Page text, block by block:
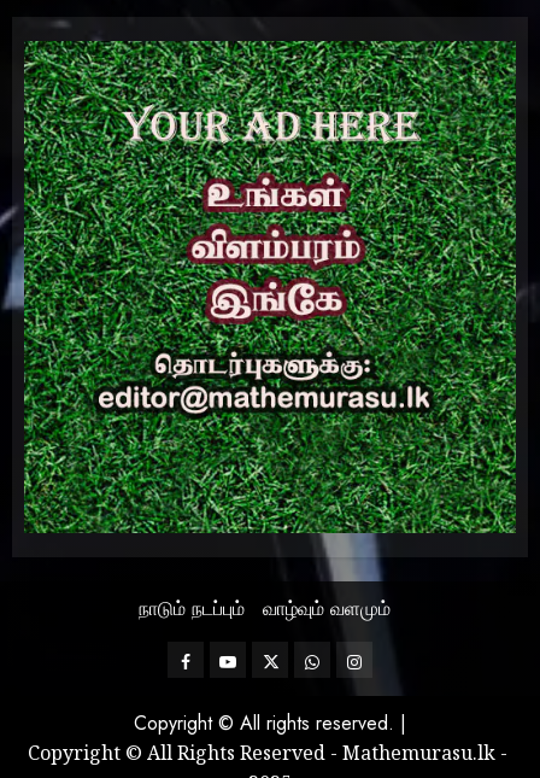
நாடும் நடப்பும் வாழ்வும் வளமும்
FacebookMathemurasu
TwitterWhatsAppInstagram
Copyright © All rights reserved. |
Copyright © All Rights Reserved - Mathemurasu.lk -